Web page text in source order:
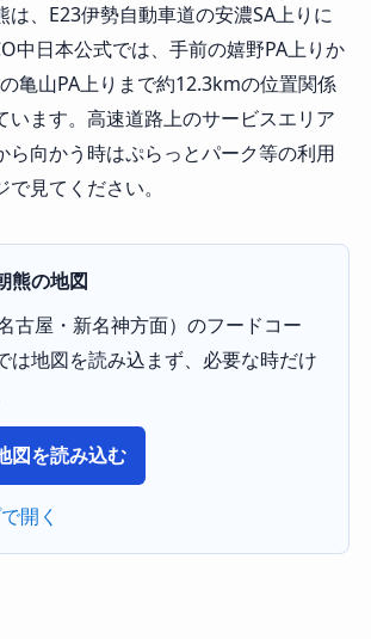
は、E23伊勢自動車道の安濃SA上りに
中日本公式では、手前の嬉野PA上りか
亀山PA上りまで約12.3kmの位置関係
います。高速道路上のサービスエリア
ら向かう時はぷらっとパーク等の利用
見てください。
熊の地図
古屋・新名神方面）のフードコー
は地図を読み込まず、必要な時だけ
図を読み込む
開く